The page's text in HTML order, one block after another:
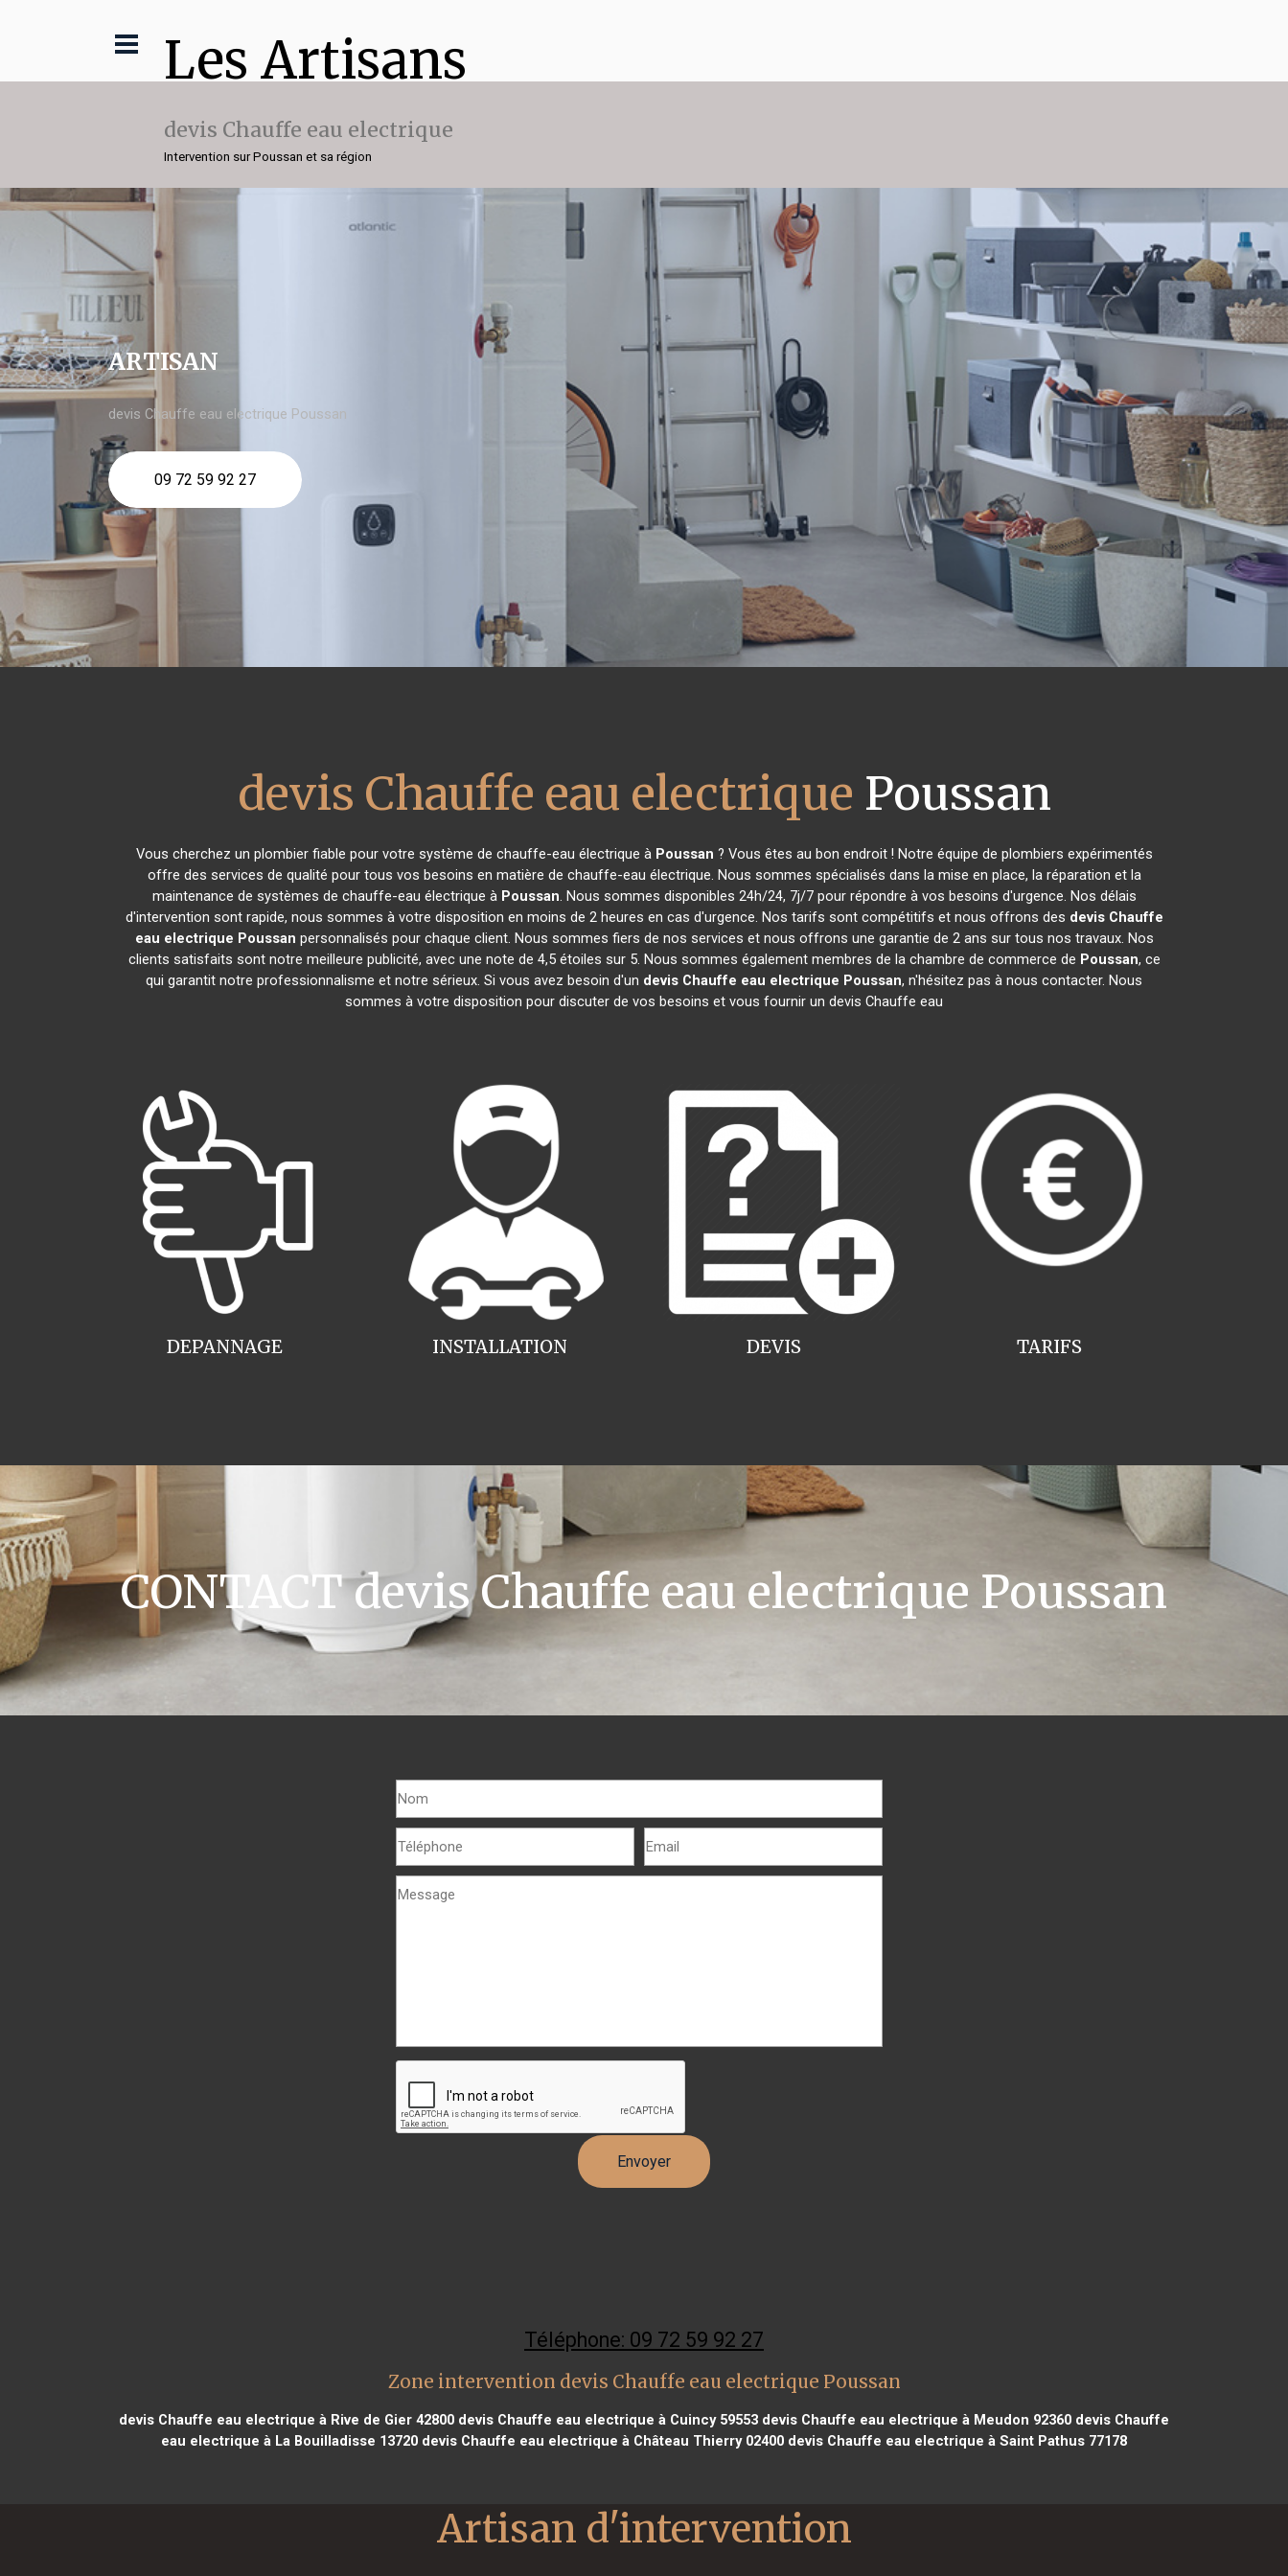
Les Artisans
devis Chauffe eau electrique
Intervention sur Poussan et sa région
ARTISAN
devis Chauffe eau electrique Poussan
09 72 59 92 27
devis Chauffe eau electrique Poussan
Vous cherchez un plombier fiable pour votre système de chauffe-eau électrique à Poussan ? Vous êtes au bon endroit ! Notre équipe de plombiers expérimentés
offre des services de qualité pour tous vos besoins en matière de chauffe-eau électrique. Nous sommes spécialisés dans la mise en place, la réparation et la
maintenance de systèmes de chauffe-eau électrique à Poussan. Nous sommes disponibles 24h/24, 7j/7 pour répondre à vos besoins d'urgence. Nos délais
d'intervention sont rapide, nous sommes à votre disposition en moins de 2 heures en cas d'urgence. Nos tarifs sont compétitifs et nous offrons des devis Chauffe
eau electrique Poussan personnalisés pour chaque client. Nous sommes fiers de nos services et nous offrons une garantie de 2 ans sur tous nos travaux. Nos
clients satisfaits sont notre meilleure publicité, avec une note de 4,5 étoiles sur 5. Nous sommes également membres de la chambre de commerce de Poussan, ce
qui garantit notre professionnalisme et notre sérieux. Si vous avez besoin d'un devis Chauffe eau electrique Poussan, n'hésitez pas à nous contacter. Nous
sommes à votre disposition pour discuter de vos besoins et vous fournir un devis Chauffe eau
INSTALLATION
DEPANNAGE TARIFS
DEVIS
CONTACT devis Chauffe eau electrique Poussan
Téléphone: 09 72 59 92 27
Zone intervention devis Chauffe eau electrique Poussan
devis Chauffe eau electrique à Rive de Gier 42800 devis Chauffe eau electrique à Cuincy 59553 devis Chauffe eau electrique à Meudon 92360 devis Chauffe
eau electrique à La Bouilladisse 13720 devis Chauffe eau electrique à Château Thierry 02400 devis Chauffe eau electrique à Saint Pathus 77178
Artisan d'intervention